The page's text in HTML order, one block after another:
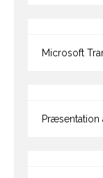
Microsoft
Præsentation